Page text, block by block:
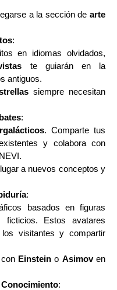
a la sección de arte
:
en idiomas olvidados,
te guiarán en la
antiguos.
siempre necesitan
:
. Comparte tus
y colabora con
a nuevos conceptos y
:
basados en figuras
ficticios. Estos avatares
visitantes y compartir
Einstein o Asimoven
: